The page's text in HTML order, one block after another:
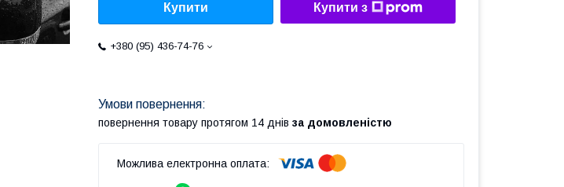
Купити Купити з
+380 (95) 436-74-76
повернення товару протягом 14 днів за домовленістю